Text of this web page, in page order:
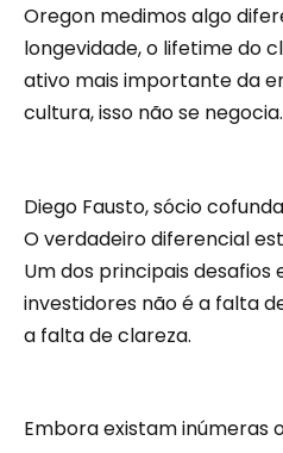
Oregon medimos algo
longevidade, o lifetime do
ativo mais importante da
cultura, isso não se
Diego Fausto, sócio
O verdadeiro diferencial
Um dos principais
investidores não é a falta
a falta de clareza.
Embora existam inúmeras